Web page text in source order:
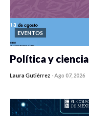
EVENTOS
Política y ciencia
Laura Gutiérrez -Ago 07, 2026